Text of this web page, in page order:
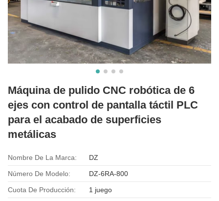
Máquina de pulido CNC robótica de 6
ejes con control de pantalla táctil PLC
para el acabado de superficies
metálicas
Nombre De La Marca: DZ
Número De Modelo: DZ-6RA-800
Cuota De Producción: 1 juego